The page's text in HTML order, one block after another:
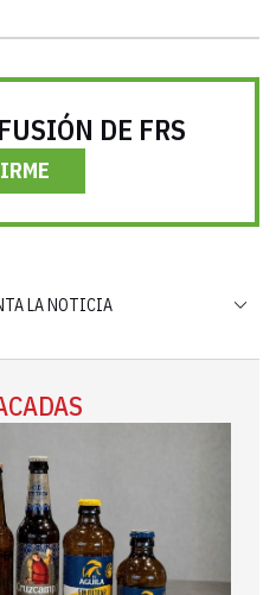
DE FRS
LA NOTICIA